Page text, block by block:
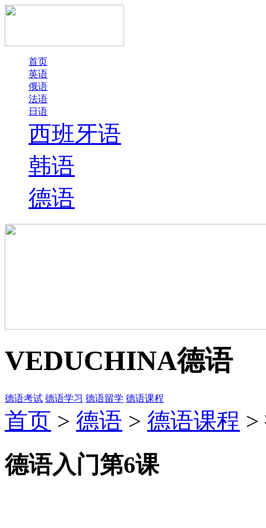
首页
英语
俄语
法语
日语
西班牙语
韩语
德语
VEDUCHINA德语
德语考试 德语学习 德语留学 德语课程
首页 > 德语 > 德语课程 >
德语入门第6课